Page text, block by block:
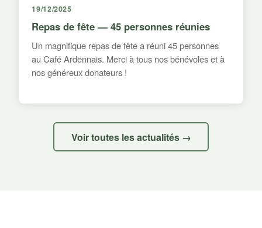
19/12/2025
Repas de fête — 45 personnes réunies
Un magnifique repas de fête a réuni 45 personnes
au Café Ardennais. Merci à tous nos bénévoles et à
nos généreux donateurs !
Voir toutes les actualités →